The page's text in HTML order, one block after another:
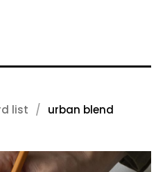
list urban blend